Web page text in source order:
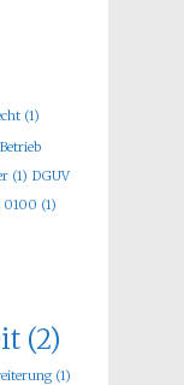
(1)
Betrieb
(1) DGUV
0100 (1)
(2)
(1)